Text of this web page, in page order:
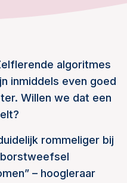
algoritmes
inmiddels even goed
Willen we dat een
rommeliger bij
– hoogleraar